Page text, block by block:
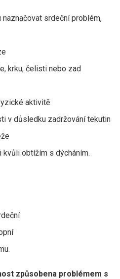
srdeční problém,
krku, čelisti nebo zad
aktivitě
v důsledku zadržování tekutin
kvůli obtížím s dýcháním.
způsobena problémem s